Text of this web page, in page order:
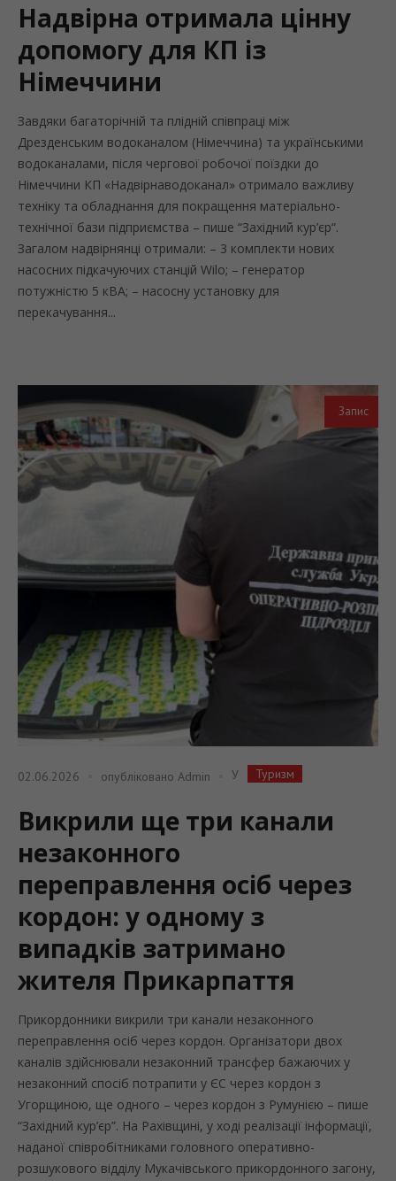
Надвірна отримала цінну
допомогу для КП із
Німеччини
Завдяки багаторічній та плідній співпраці між
Дрезденським водоканалом (Німеччина) та українськими
водоканалами, після чергової робочої поїздки до
Німеччини КП «Надвірнаводоканал» отримало важливу
техніку та обладнання для покращення матеріально-
технічної бази підприємства – пише “Західний кур’єр“.
Загалом надвірнянці отримали: – 3 комплекти нових
насосних підкачуючих станцій Wilo; – генератор
потужністю 5 кВА; – насосну установку для
перекачування...
Запис
02.06.2026 опубліковано Admin У Туризм
Викрили ще три канали
незаконного
переправлення осіб через
кордон: у одному з
випадків затримано
жителя Прикарпаття
Прикордонники викрили три канали незаконного
переправлення осіб через кордон. Організатори двох
каналів здійснювали незаконний трансфер бажаючих у
незаконний спосіб потрапити у ЄС через кордон з
Угорщиною, ще одного – через кордон з Румунією – пише
“Західний кур’єр”. На Рахівщині, у ході реалізації інформації,
наданої співробітниками головного оперативно-
розшукового відділу Мукачівського прикордонного загону,